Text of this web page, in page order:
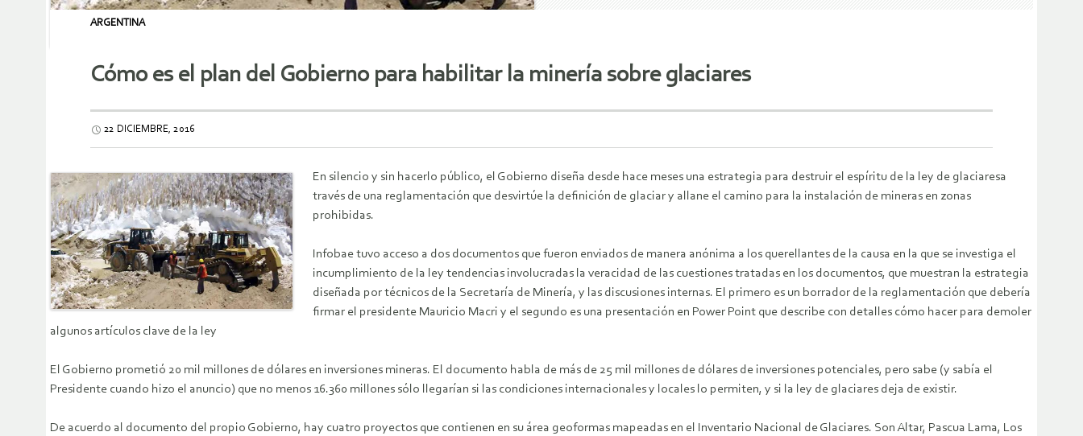
ARGENTINA
Cómo es el plan del Gobierno para habilitar la minería sobre glaciares
22 DICIEMBRE, 2016
En silencio y sin hacerlo público, el Gobierno diseña desde hace meses una estrategia para destruir el espíritu de la ley de glaciaresa
través de una reglamentación que desvirtúe la definición de glaciar y allane el camino para la instalación de mineras en zonas
prohibidas.
Infobae tuvo acceso a dos documentos que fueron enviados de manera anónima a los querellantes de la causa en la que se investiga el
incumplimiento de la ley tendencias involucradas la veracidad de las cuestiones tratadas en los documentos, que muestran la estrategia
diseñada por técnicos de la Secretaría de Minería, y las discusiones internas. El primero es un borrador de la reglamentación que debería
firmar el presidente Mauricio Macri y el segundo es una presentación en Power Point que describe con detalles cómo hacer para demoler
algunos artículos clave de la ley
El Gobierno prometió 20 mil millones de dólares en inversiones mineras. El documento habla de más de 25 mil millones de dólares de inversiones potenciales, pero sabe (y sabía el
Presidente cuando hizo el anuncio) que no menos 16.360 millones sólo llegarían si las condiciones internacionales y locales lo permiten, y si la ley de glaciares deja de existir.
De acuerdo al documento del propio Gobierno, hay cuatro proyectos que contienen en su área geoformas mapeadas en el Inventario Nacional de Glaciares. Son Altar, Pascua Lama, Los